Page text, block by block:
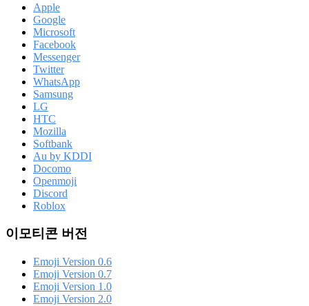
Apple
Google
Microsoft
Facebook
Messenger
Twitter
WhatsApp
Samsung
LG
HTC
Mozilla
Softbank
Au by KDDI
Docomo
Openmoji
Discord
Roblox
이모티콘 버전
Emoji Version 0.6
Emoji Version 0.7
Emoji Version 1.0
Emoji Version 2.0